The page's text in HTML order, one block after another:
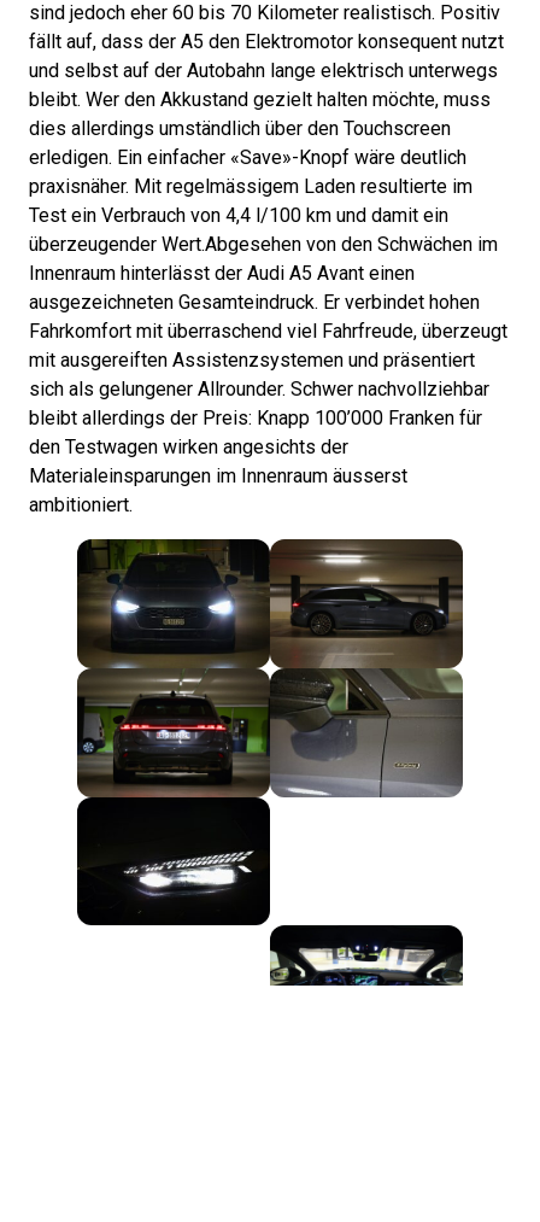
sind jedoch eher 60 bis 70 Kilometer realistisch. Positiv
fällt auf, dass der A5 den Elektromotor konsequent nutzt
und selbst auf der Autobahn lange elektrisch unterwegs
bleibt. Wer den Akkustand gezielt halten möchte, muss
dies allerdings umständlich über den Touchscreen
erledigen. Ein einfacher «Save»-Knopf wäre deutlich
praxisnäher. Mit regelmässigem Laden resultierte im
Test ein Verbrauch von 4,4 l/100 km und damit ein
überzeugender Wert.Abgesehen von den Schwächen im
Innenraum hinterlässt der Audi A5 Avant einen
ausgezeichneten Gesamteindruck. Er verbindet hohen
Fahrkomfort mit überraschend viel Fahrfreude, überzeugt
mit ausgereiften Assistenzsystemen und präsentiert
sich als gelungener Allrounder. Schwer nachvollziehbar
bleibt allerdings der Preis: Knapp 100’000 Franken für
den Testwagen wirken angesichts der
Materialeinsparungen im Innenraum äusserst
ambitioniert.